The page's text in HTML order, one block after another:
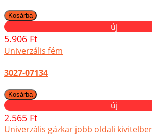
új
5.906 Ft
Univerzális fém
3027-07134
új
2.565 Ft
Univerzális gázkar jobb oldali